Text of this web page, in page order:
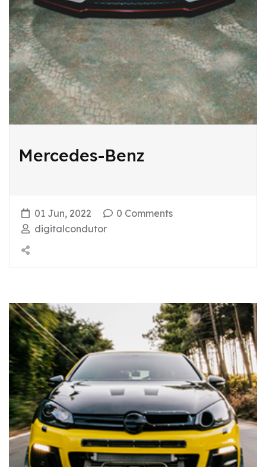
Mercedes-Benz
01 Jun, 2022
0 Comments
digitalcondutor